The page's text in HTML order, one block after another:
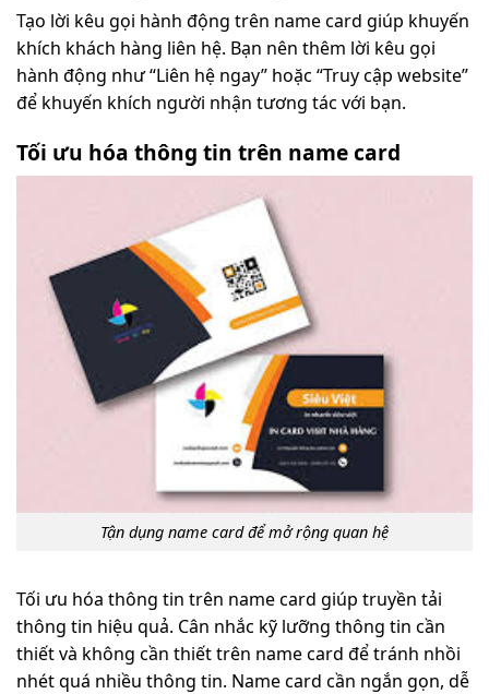
Tạo lời kêu gọi hành động trên name card giúp khuyến
khích khách hàng liên hệ. Bạn nên thêm lời kêu gọi
hành động như “Liên hệ ngay” hoặc “Truy cập website”
để khuyến khích người nhận tương tác với bạn.
Tối ưu hóa thông tin trên name card
Tận dụng name card để mở rộng quan hệ
Tối ưu hóa thông tin trên name card giúp truyền tải
thông tin hiệu quả. Cân nhắc kỹ lưỡng thông tin cần
thiết và không cần thiết trên name card để tránh nhồi
nhét quá nhiều thông tin. Name card cần ngắn gọn, dễ